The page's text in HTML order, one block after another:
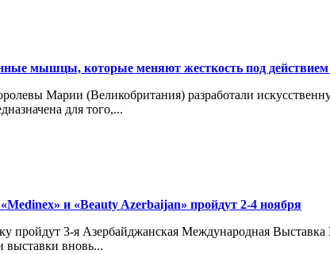
мышцы, которые меняют жесткость под
Марии (Великобритания) разработали
для того,...
и «Beauty Azerbaijan» пройдут 2-4 ноября
пройдут 3-я Азербайджанская Международная
выставки вновь...